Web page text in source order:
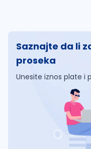
Saznajte da li
proseka
Unesite iznos plate i